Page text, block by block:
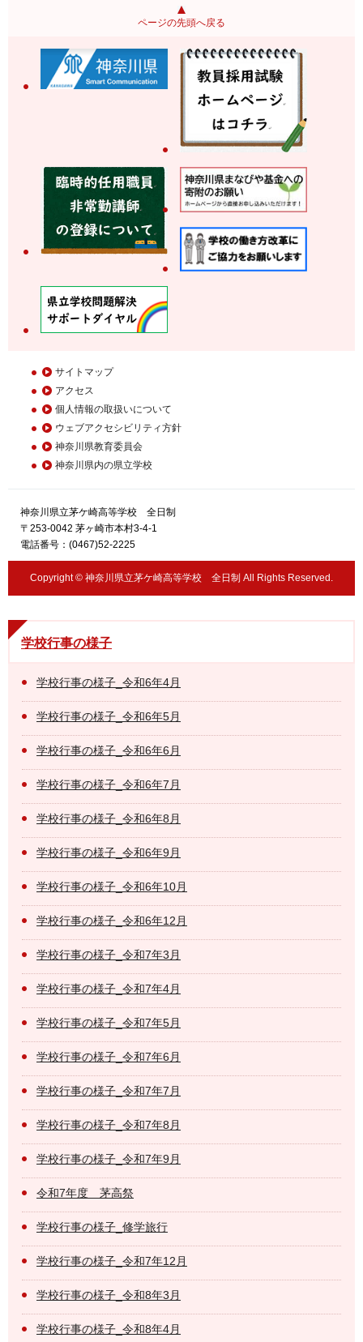
ページの先頭へ戻る
サイトマップ
アクセス
個人情報の取扱いについて
ウェブアクセシビリティ方針
神奈川県教育委員会
神奈川県内の県立学校
神奈川県立茅ケ崎高等学校 全日制
〒253-0042 茅ヶ崎市本村3-4-1
電話番号：(0467)52-2225
Copyright © 神奈川県立茅ケ崎高等学校 全日制 All Rights Reserved.
学校行事の様子
学校行事の様子_令和6年4月
学校行事の様子_令和6年5月
学校行事の様子_令和6年6月
学校行事の様子_令和6年7月
学校行事の様子_令和6年8月
学校行事の様子_令和6年9月
学校行事の様子_令和6年10月
学校行事の様子_令和6年12月
学校行事の様子_令和7年3月
学校行事の様子_令和7年4月
学校行事の様子_令和7年5月
学校行事の様子_令和7年6月
学校行事の様子_令和7年7月
学校行事の様子_令和7年8月
学校行事の様子_令和7年9月
令和7年度 茅高祭
学校行事の様子_修学旅行
学校行事の様子_令和7年12月
学校行事の様子_令和8年3月
学校行事の様子_令和8年4月